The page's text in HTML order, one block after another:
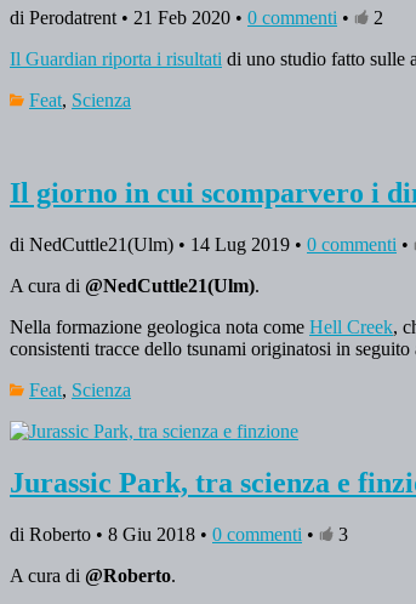
di Perodatrent • 21 Feb 2020 • 0 commenti •
2
Il Guardian riporta i risultati di uno studio fatto sulle
Feat, Scienza
Il giorno in cui scomparvero i
di NedCuttle21(Ulm) • 14 Lug 2019 • 0 commenti •
A cura di @NedCuttle21(Ulm).
Nella formazione geologica nota come Hell Creek,
consistenti tracce dello tsunami originatosi in
Feat, Scienza
Jurassic Park, tra scienza e
di Roberto • 8 Giu 2018 • 0 commenti •
3
A cura di @Roberto.